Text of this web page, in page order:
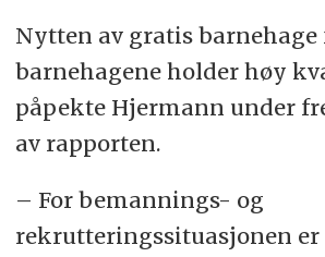
Nytten av gratis
barnehagene holder høy
påpekte Hjermann under
av rapporten.
– For bemannings- og
rekrutteringssituasjonen er